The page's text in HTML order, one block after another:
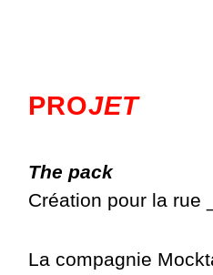
PROJET
The pack
Création pour la rue
La compagnie